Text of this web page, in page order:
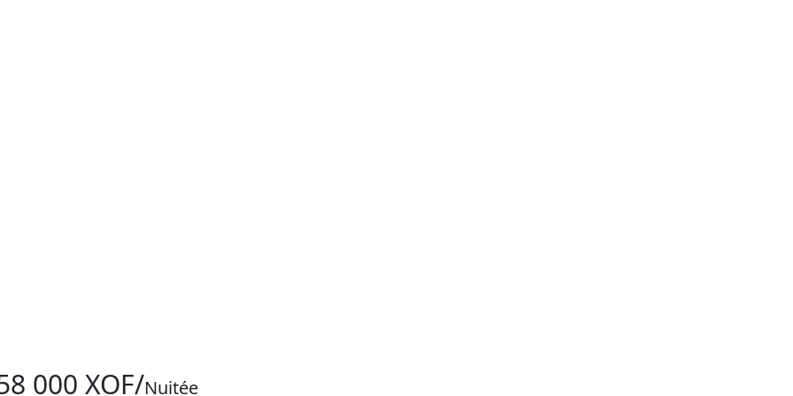
000 XOF/Nuitée